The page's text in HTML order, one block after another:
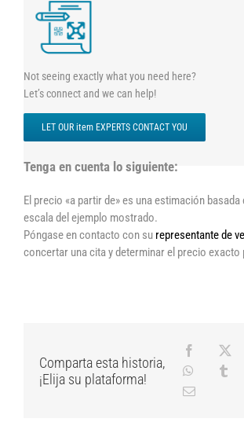
Not seeing exactly what you need here?
Let’s connect and we can help!
LET OUR item EXPERTS CONTACT YOU
Tenga en cuenta lo siguiente:
El precio «a partir de» es una estimación basada
escala del ejemplo mostrado.
Póngase en contacto con su representante de
concertar una cita y determinar el precio exacto
Comparta esta historia,
¡Elija su plataforma!